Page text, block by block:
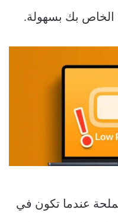
عندما تكون في